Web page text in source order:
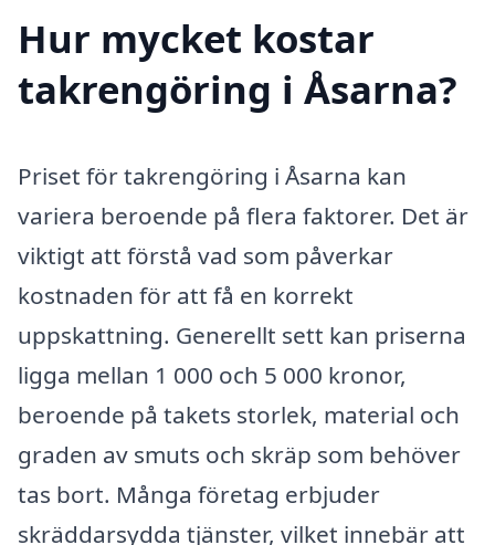
Hur mycket kostar
takrengöring i Åsarna?
Priset för takrengöring i Åsarna kan
variera beroende på flera faktorer. Det är
viktigt att förstå vad som påverkar
kostnaden för att få en korrekt
uppskattning. Generellt sett kan priserna
ligga mellan 1 000 och 5 000 kronor,
beroende på takets storlek, material och
graden av smuts och skräp som behöver
tas bort. Många företag erbjuder
skräddarsydda tjänster, vilket innebär att